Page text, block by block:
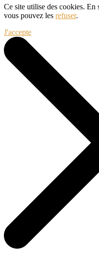
Ce site utilise des cookies. En
vous pouvez les refuser.
J'accepte